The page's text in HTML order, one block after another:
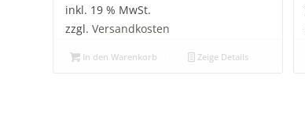
inkl. 19 % MwSt.
zzgl. Versandkosten
In den Warenkorb Zeige Details